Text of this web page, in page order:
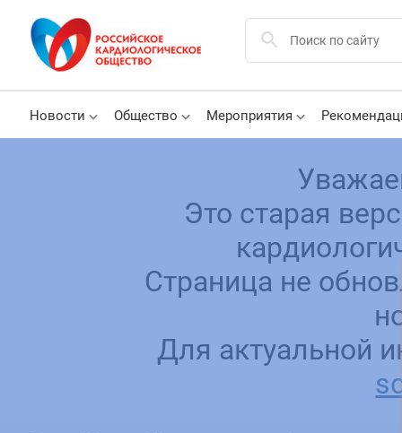
Новости Общество Мероприятия
Это старая
Страница не
Для актуальной